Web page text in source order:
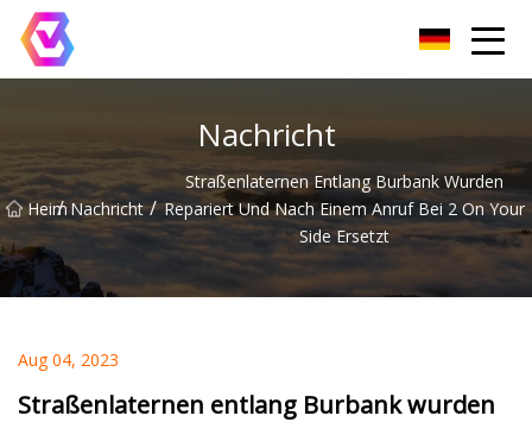
Nachricht
Heim
/ Nachricht /
Straßenlaternen Entlang Burbank Wurden
Repariert Und Nach Einem Anruf Bei 2 On Your
Side Ersetzt
Aug 04, 2023
Straßenlaternen entlang Burbank wurden